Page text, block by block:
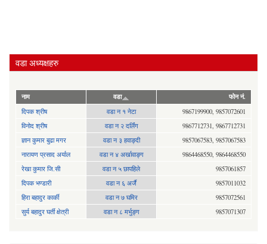
वडा अध्यक्षहरु
नाम वडा फोन नं.
दिपक श्रीष वडा न १ नेटा
9867199900, 9857072601
विनोद श्रीष
वडा न २ दर्लिंग
9867712731, 9867712731
ज्ञान कुमार बुढा मगर
वडा न ३ हवाङ्दी
9857067583, 9857067583
नारायण प्रसाद अर्याल
वडा न‍ ४ अर्खावाङ्ग
9864468550, 9864468550
रेखा कुमार जि.सी
वडा न ५ छापहिले
9857061857
दिपक भण्डारी
वडा न ६ अर्जै
9857011032
हिरा बहादुर कार्की
वडा न ७ घमिर
9857072561
सुर्य बहादुर घर्ती क्षेत्री
वडा न ८ मर्भुङ्ग 9857071307